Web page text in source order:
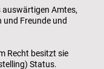
Amtes,
Freunde und
Recht besitzt sie
Status.